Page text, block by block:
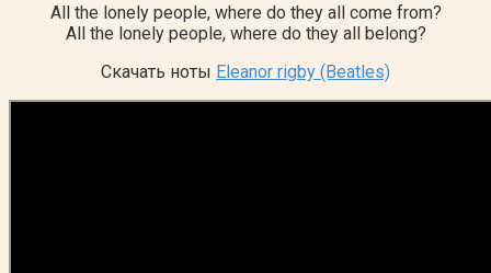
All the lonely people, where do they all come from?
All the lonely people, where do they all belong?
Скачать ноты Eleanor rigby (Beatles)